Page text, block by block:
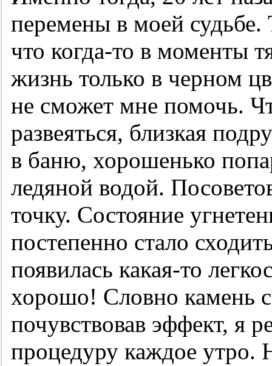
перемены в моей судьбе.
что когда-то в моменты
жизнь только в черном
не сможет мне помочь.
развеяться, близкая
в баню, хорошенько
ледяной водой.
точку. Состояние
постепенно стало
появилась какая-то
хорошо! Словно камень с
почувствовав эффект, я
процедуру каждое утро.